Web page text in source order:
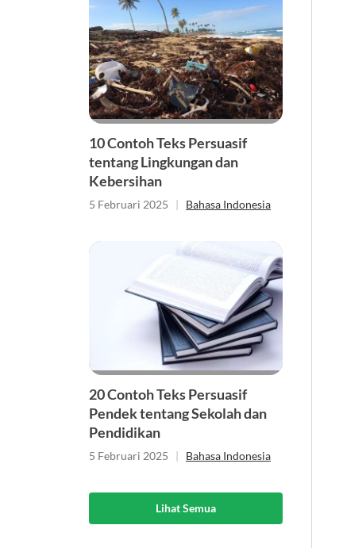
10 Contoh Teks Persuasif
tentang Lingkungan dan
Kebersihan
5 Februari 2025 | Bahasa Indonesia
20 Contoh Teks Persuasif
Pendek tentang Sekolah dan
Pendidikan
5 Februari 2025 | Bahasa Indonesia
Lihat Semua